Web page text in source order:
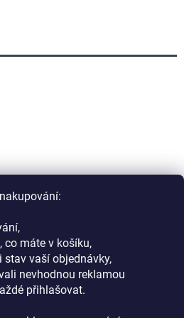
co máte v košíku,
vaší objednávky,
nevhodnou reklamou
přihlašovat.